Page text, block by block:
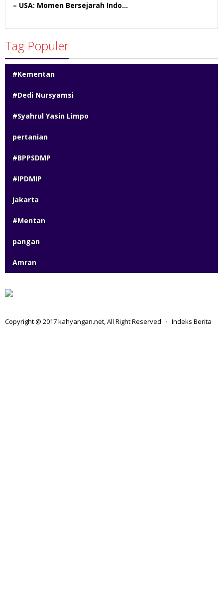
– USA: Momen Bersejarah Indo…
Tag Populer
#Kementan
#Dedi Nursyamsi
#Syahrul Yasin Limpo
pertanian
#BPPSDMP
#IPDMIP
jakarta
#Mentan
pangan
Amran
Copyright @ 2017 kahyangan.net, All Right Reserved Indeks Berita